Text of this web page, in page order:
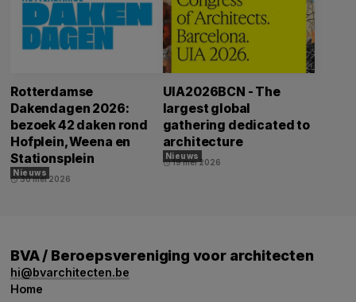
Rotterdamse
Dakendagen 2026:
bezoek 42 daken rond
Hofplein, Weena en
Stationsplein
Nieuws
schedule30 mei 2026
UIA2026BCN - The
largest global
gathering dedicated to
architecture
Nieuws
schedule19 mei 2026
BVA / Beroepsvereniging voor architecten
hi@bvarchitecten.be
Home